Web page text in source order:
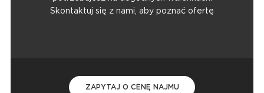
Skontaktuj się z nami, aby poznać ofertę
ZAPYTAJ O CENĘ NAJMU